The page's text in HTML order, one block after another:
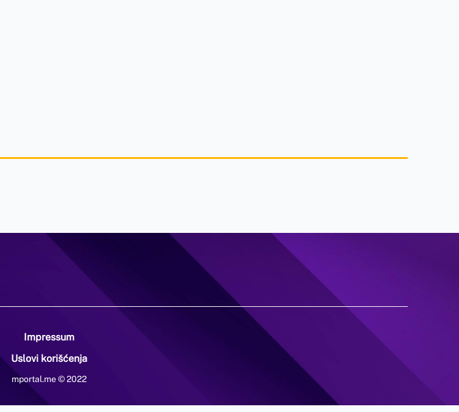
Impressum
Uslovi korišćenja
mportal.me © 2022